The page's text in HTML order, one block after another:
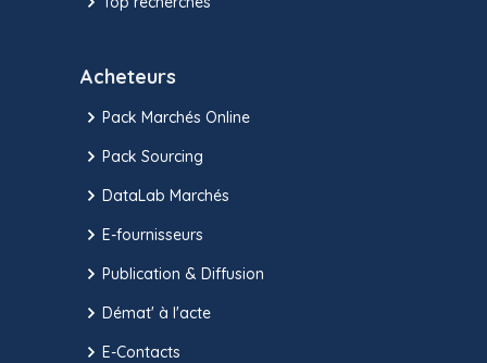
Acheteurs
Pack Marchés Online
Pack Sourcing
DataLab Marchés
E-fournisseurs
Publication & Diffusion
Démat' à l'acte
E-Contacts